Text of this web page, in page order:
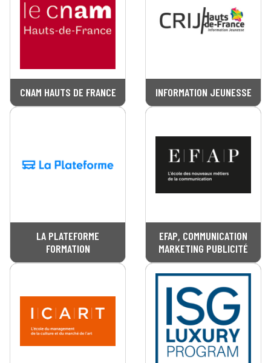
CNAM HAUTS DE FRANCE INFORMATION JEUNESSE
LA PLATEFORME
FORMATION
EFAP, COMMUNICATION
MARKETING PUBLICITÉ